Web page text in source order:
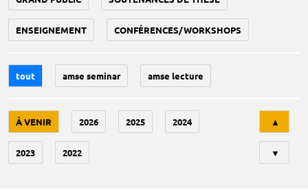
ENSEIGNEMENT CONFÉRENCES/WORKSHOPS
tout amse seminar amse lecture
À VENIR 2026 2025 2024
2023 2022
▲
▼